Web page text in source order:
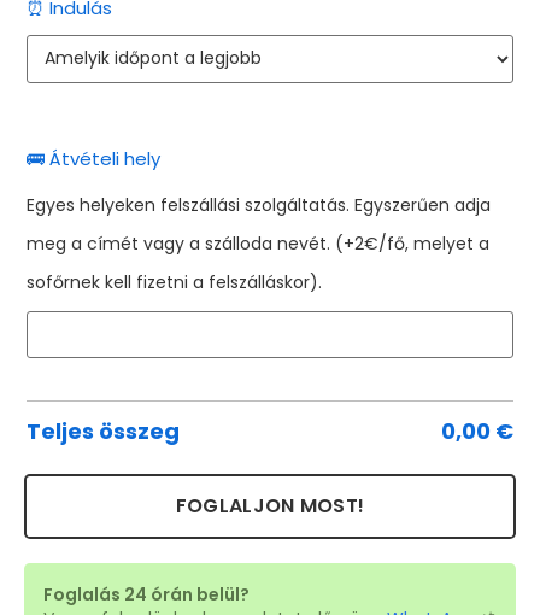
⏰ Indulás
🚌 Átvételi hely
Egyes helyeken felszállási szolgáltatás. Egyszerűen adja
meg a címét vagy a szálloda nevét. (+2€/fő, melyet a
sofőrnek kell fizetni a felszálláskor).
Teljes összeg 0,00 €
FOGLALJON MOST!
Foglalás 24 órán belül?